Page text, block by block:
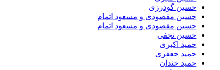
حسین گودرزی
حسین مقصودى و مسعود اتمام
حسین مقصودی و مسعود اتمام
حسین نجفی
حمید اکبری
حمید جعفری
حمید خندان